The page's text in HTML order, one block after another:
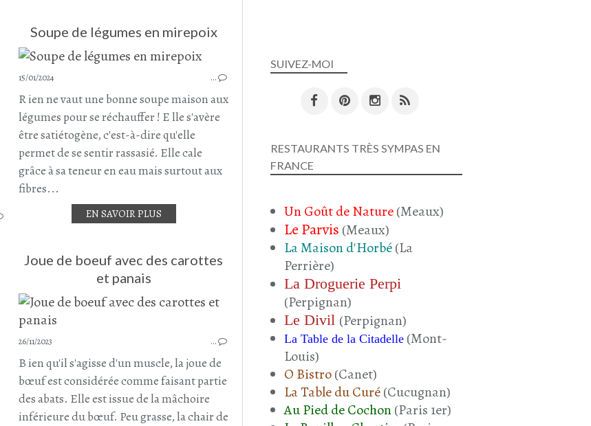
RECETTE CROATE
CUISINE CROATE
HARICOTS BLANCS
CAROTTE
POMMES DE TERRE
Soupe de légumes en mirepoix
ENTRÉES
PANAIS
15/01/2024 …
R ien ne vaut une bonne soupe maison aux
légumes pour se réchauffer ! E lle s'avère
être satiétogène, c'est-à-dire qu'elle
permet de se sentir rassasié. Elle cale
grâce à sa teneur en eau mais surtout aux
fibres...
EN SAVOIR PLUS
SOUPE
CAROTTE
NOVEMBRE 2023
Joue de boeuf avec des carottes
et panais
JOUE DE BOEUF
BOEUF
CAROTTE
PLAT COMPLET
NOVEMBRE 2023
26/11/2023 …
B ien qu'il s'agisse d'un muscle, la joue de
bœuf est considérée comme faisant partie
des abats. Elle est issue de la mâchoire
inférieure du bœuf. Peu grasse, la chair de
SUIVEZ-MOI
RESTAURANTS TRÈS SYMPAS EN
FRANCE
Un Goût de Nature(Meaux)
Le Parvis (Meaux)
La Maison d'Horbé(La
Perrière)
La Droguerie Perpi
(Perpignan)
Le Divil (Perpignan)
La Table de la Citadelle (Mont-
Louis)
O Bistro(Canet)
La Table du Curé(Cucugnan)
Au Pied de Cochon(Paris 1er)